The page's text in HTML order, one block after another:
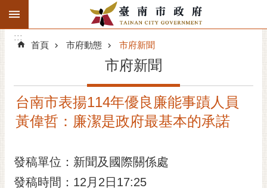
跳到主要內容區塊
搜
階
精彩府城
市府團隊
:::
:::
首頁 市府動態 市府新聞
市府新聞
台南市表揚114年優良廉能事蹟人員
黃偉哲：廉潔是政府最基本的承諾
發稿單位：新聞及國際關係處
發稿時間：12月2日17:25